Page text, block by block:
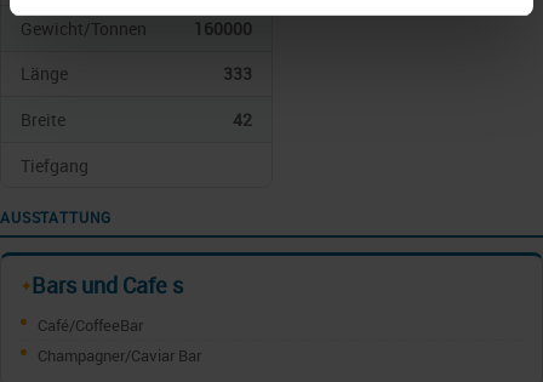
Gewicht/Tonnen
160000
Länge
333
Breite
42
Tiefgang
AUSSTATTUNG
✦Bars und Cafe s
Café/CoffeeBar
Champagner/Caviar Bar